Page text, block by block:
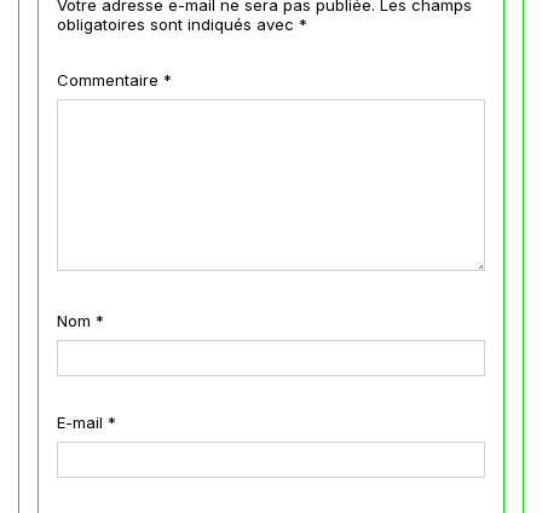
Votre adresse e-mail ne sera pas publiée. Les champs
obligatoires sont indiqués avec *
Commentaire *
Nom *
E-mail *